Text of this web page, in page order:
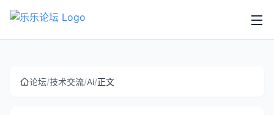
论坛/技术交流/Ai/正文